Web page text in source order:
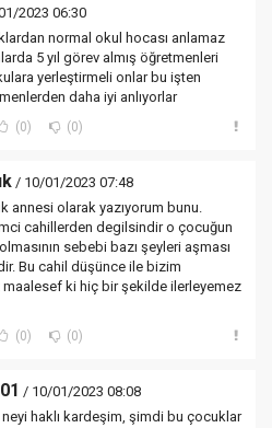
2023 06:30
normal okul hocası anlamaz
5 yıl görev almış öğretmenleri
yerleştirmeli onlar bu işten
daha iyi anlıyorlar
(0) (0)
/ 10/01/2023 07:48
annesi olarak yazıyorum bunu.
cahillerden degilsindir o çocuğun
sebebi bazı şeyleri aşması
Bu cahil düşünce ile bizim
ki hiç bir şekilde ilerleyemez
(0) (0)
/ 10/01/2023 08:08
haklı kardeşim, şimdi bu çocuklar